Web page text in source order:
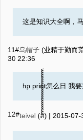
这是知识大全啊，
11#乌帽子 (业精于勤而
30 22:36
hp print怎么日 我
12#teivel (ส็็็็็็็็็็็็็็็็็็็็็็็็) | 2015-07-